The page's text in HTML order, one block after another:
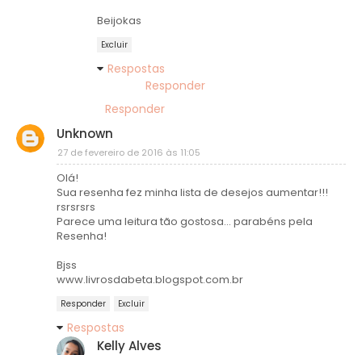
Beijokas
Excluir
Respostas
Responder
Responder
Unknown
27 de fevereiro de 2016 às 11:05
Olá!
Sua resenha fez minha lista de desejos aumentar!!!
rsrsrsrs
Parece uma leitura tão gostosa... parabéns pela
Resenha!
Bjss
www.livrosdabeta.blogspot.com.br
Responder Excluir
Respostas
Kelly Alves